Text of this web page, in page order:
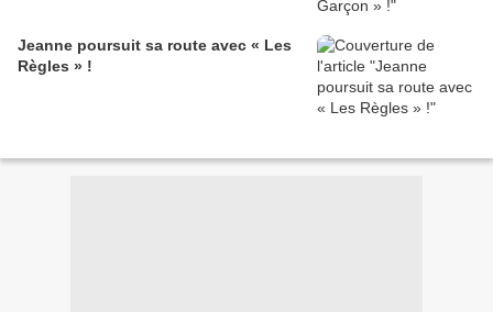
Jeanne poursuit sa route avec « Les
Règles » !